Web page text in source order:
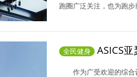
跑圈广泛关注，也为跑
全民健身
ASICS
反馈，激活身心
作为广受欢迎的综合训